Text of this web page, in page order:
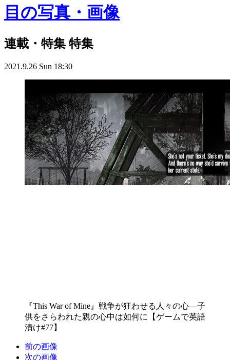
目の写真・画像
連載・特集 特集
2021.9.26 Sun 18:30
『This War of Mine』戦争が狂わせる人々の心―子
供をさらわれた親の心中は如何に【ゲームで英語
漬け#77】
前の画像
次の画像